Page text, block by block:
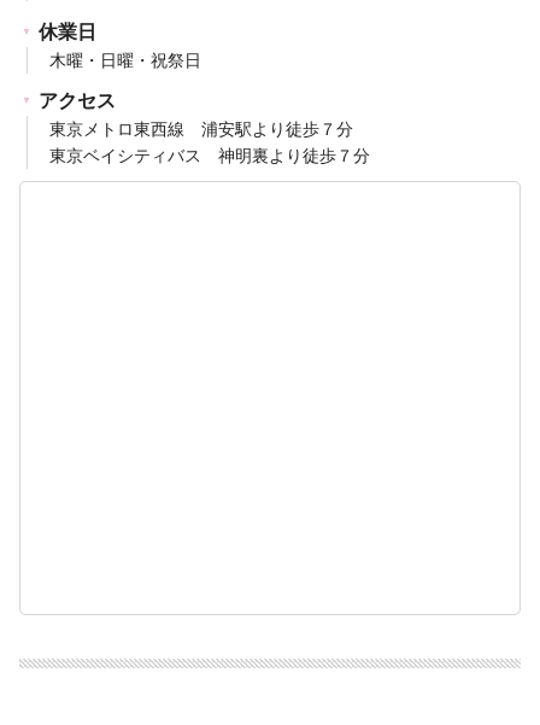
休業日
木曜・日曜・祝祭日
アクセス
東京メトロ東西線 浦安駅より徒歩７分
東京ベイシティバス 神明裏より徒歩７分